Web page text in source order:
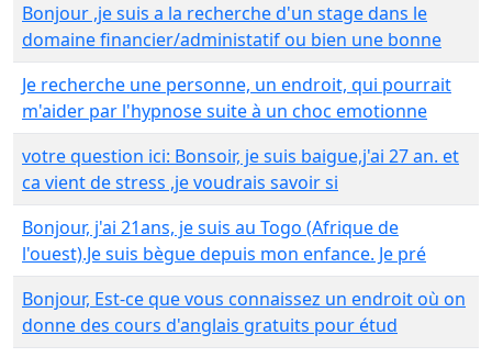
Bonjour ,je suis a la recherche d'un stage dans le
domaine financier/administatif ou bien une bonne
Je recherche une personne, un endroit, qui pourrait
m'aider par l'hypnose suite à un choc emotionne
votre question ici: Bonsoir, je suis baigue,j'ai 27 an. et
ca vient de stress ,je voudrais savoir si
Bonjour, j'ai 21ans, je suis au Togo (Afrique de
l'ouest).Je suis bègue depuis mon enfance. Je pré
Bonjour, Est-ce que vous connaissez un endroit où on
donne des cours d'anglais gratuits pour étud